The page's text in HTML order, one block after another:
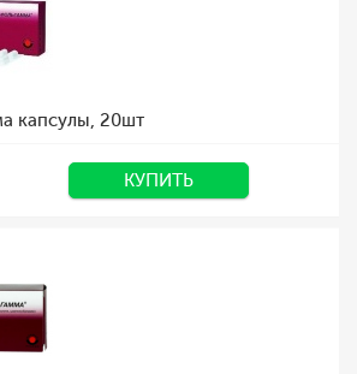
капсулы, 20шт
КУПИТЬ